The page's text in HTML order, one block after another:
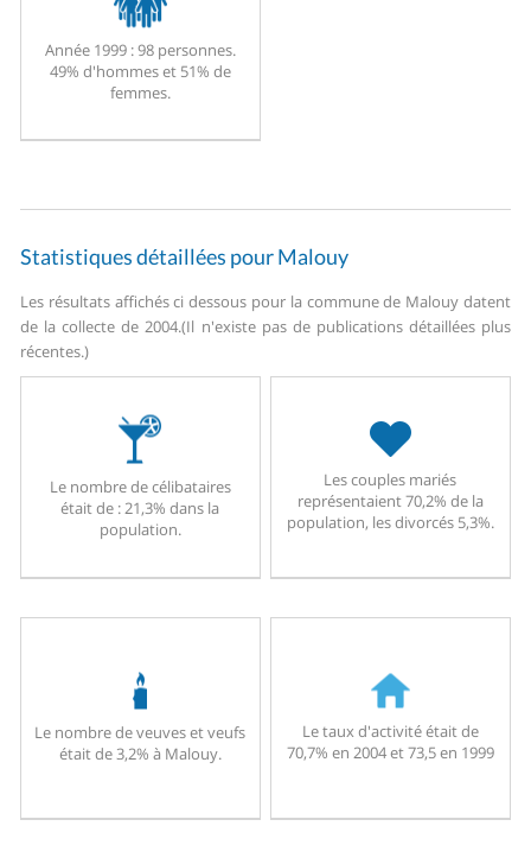
Année 1999 :98 personnes.
49% d'hommes et 51% de
femmes.
Statistiques détaillées pour Malouy
Les résultats affichés ci dessous pour la commune de Malouy datent
de la collecte de 2004.(Il n'existe pas de publications détaillées plus
récentes.)
Le nombre de célibataires
était de : 21,3% dans la
population.
Les couples mariés
représentaient 70,2% de la
population, les divorcés 5,3%.
Le nombre de veuves et veufs
était de 3,2% à Malouy.
Le taux d'activité était de
70,7% en 2004 et 73,5 en 1999